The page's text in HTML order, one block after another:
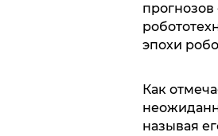
прогнозов
эпохи
Как
называя